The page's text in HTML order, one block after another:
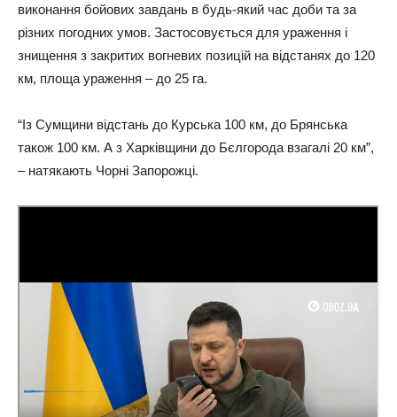
виконання бойових завдань в будь-який час доби та за
різних погодних умов. Застосовується для ураження і
знищення з закритих вогневих позицій на відстанях до 120
км, площа ураження – до 25 га.
“Із Сумщини відстань до Курська 100 км, до Брянська
також 100 км. А з Харківщини до Бєлгорода взагалі 20 км”,
– натякають Чорні Запорожці.